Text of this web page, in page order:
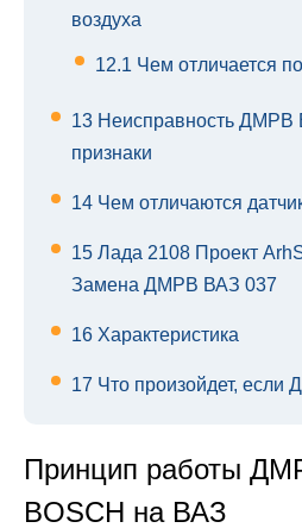
воздуха
12.1 Чем отличается
13 Неисправность ДМРВ
признаки
14 Чем отличаются
15 Лада 2108 Проект
Замена ДМРВ ВАЗ 037
16 Характеристика
17 Что произойдет, если
Принцип работы
BOSCH на ВАЗ